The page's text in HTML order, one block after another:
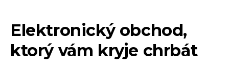
Elektronický obchod,
ktorý vám kryje chrbát